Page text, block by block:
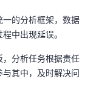
的分析框架，数据
中出现延误。
分析任务根据责任
其中，及时解决问